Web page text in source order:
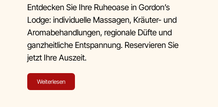
Entdecken Sie Ihre Ruheoase in Gordon’s
Lodge: individuelle Massagen, Kräuter- und
Aromabehandlungen, regionale Düfte und
ganzheitliche Entspannung. Reservieren Sie
jetzt Ihre Auszeit.
Weiterlesen